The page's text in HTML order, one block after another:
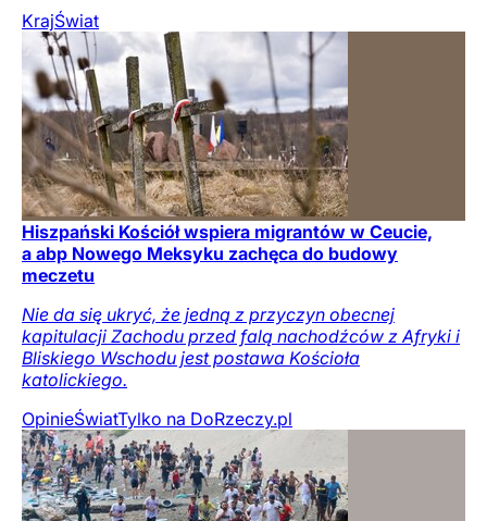
KrajŚwiat
Hiszpański Kościół wspiera migrantów w Ceucie,
a abp Nowego Meksyku zachęca do budowy
meczetu
Nie da się ukryć, że jedną z przyczyn obecnej
kapitulacji Zachodu przed falą nachodźców z Afryki i
Bliskiego Wschodu jest postawa Kościoła
katolickiego.
OpinieŚwiatTylko na DoRzeczy.pl